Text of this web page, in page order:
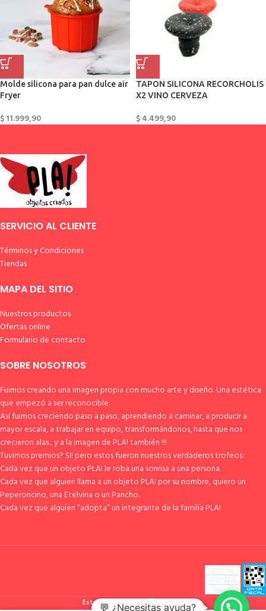
Molde silicona para pan dulce air
Fryer
$11.999,90
TAPON SILICONA RECORCHOLIS
X2 VINO CERVEZA
$4.499,90
SERVICIO AL CLIENTE
Términos y Condiciones
Tiendas
MAPA DEL SITIO
Nuestros productos
Ofertas online
Formulario de contacto
SOBRE NOSOTROS
Fuimos creando una imagen propia con mucho arte y diseño. Una estética
que empezó a ser reconocible.
Así fuimos creciendo paso a paso, aprendiendo a caminar, a producir a
mayor escala, a trabajar en equipo, transformándonos, hasta que nos
crecieron alas... y a la imagen de PLA! también !!!
Tuvimos premios? SI! pero estos fueron nuestros verdaderos trofeos:
Cada vez que un objeto PLA! le roba una sonrisa a una persona.
Cada vez que alguien llama a un objeto PLA! por su nombre, quiero un
Peperoncino, una Etelvina o un Pancho.
Cada vez que alguien “adopta” un integrante de la familia PLA!
Esto es pla! 2023
💬 ¿Necesitas ayuda?